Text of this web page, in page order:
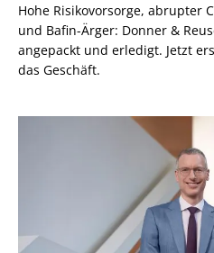
Hohe Risikovorsorge, abrupter
und Bafin-Ärger: Donner &
angepackt und erledigt. Jetzt
das Geschäft.